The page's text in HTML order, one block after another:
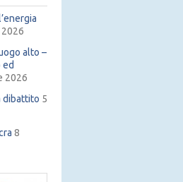
alto –
ed
2026
dibattito 5
8